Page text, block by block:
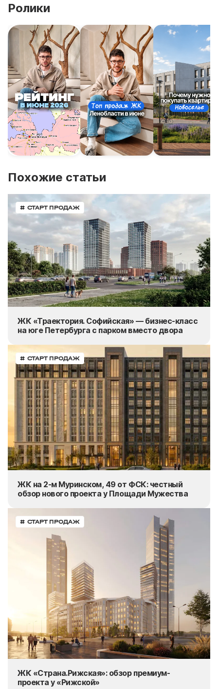
Ролики
Похожие статьи
# СТАРТ ПРОДАЖ
ЖК «Траектория. Софийская» — бизнес-класс
на юге Петербурга с парком вместо двора
# СТАРТ ПРОДАЖ
ЖК на 2-м Муринском, 49 от ФСК: честный
обзор нового проекта у Площади Мужества
# СТАРТ ПРОДАЖ
ЖК «Страна.Рижская»: обзор премиум-
проекта у «Рижской»